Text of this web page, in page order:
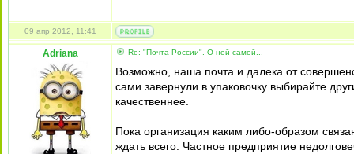
09 апр 2012, 11:41
Adriana Re: "Почта России". О ней самой...
Возможно, наша почта и далека от
сами завернули в упаковочку выбирайте
качественнее.
Пока организация каким либо-образом
ждать всего. Частное предприятие